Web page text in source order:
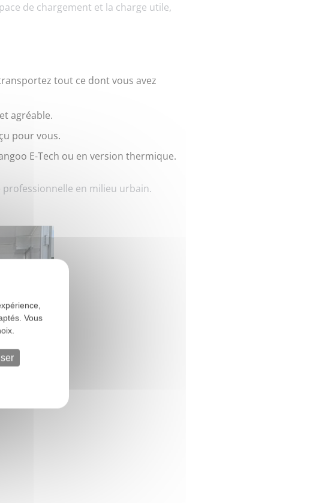
de chargement et la charge utile,
tout ce dont vous avez
agréable.
pour vous.
E-Tech ou en version thermique.
en milieu urbain.
Vous